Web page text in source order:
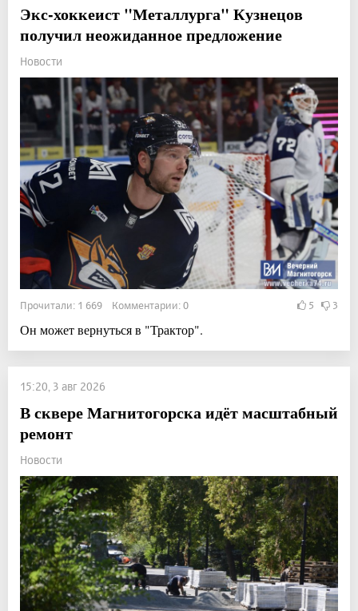
Экс-хоккеист "Металлурга" Кузнецов
получил неожиданное предложение
Новости
Прочитали: 1 669 Комментарии: 0 5 3
Он может вернуться в "Трактор".
15:20, 3 авг 2026
В сквере Магнитогорска идёт масштабный
ремонт
Новости